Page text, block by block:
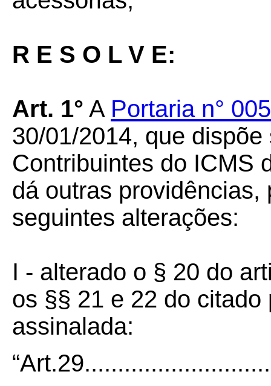
R E S O L V E:
Art. 1° A Portaria n°
30/01/2014, que
Contribuintes do ICMS
dá outras
seguintes alterações:
I - alterado o § 20 do
os §§ 21 e 22 do
assinalada: